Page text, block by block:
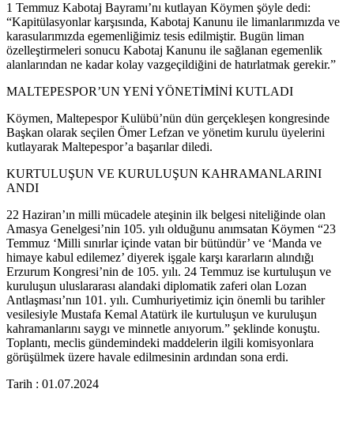
1 Temmuz Kabotaj Bayramı’nı kutlayan Köymen şöyle dedi:
“Kapitülasyonlar karşısında, Kabotaj Kanunu ile limanlarımızda ve
karasularımızda egemenliğimiz tesis edilmiştir. Bugün liman
özelleştirmeleri sonucu Kabotaj Kanunu ile sağlanan egemenlik
alanlarından ne kadar kolay vazgeçildiğini de hatırlatmak gerekir.”
MALTEPESPOR’UN YENİ YÖNETİMİNİ KUTLADI
Köymen, Maltepespor Kulübü’nün dün gerçekleşen kongresinde
Başkan olarak seçilen Ömer Lefzan ve yönetim kurulu üyelerini
kutlayarak Maltepespor’a başarılar diledi.
KURTULUŞUN VE KURULUŞUN KAHRAMANLARINI
ANDI
22 Haziran’ın milli mücadele ateşinin ilk belgesi niteliğinde olan
Amasya Genelgesi’nin 105. yılı olduğunu anımsatan Köymen “23
Temmuz ‘Milli sınırlar içinde vatan bir bütündür’ ve ‘Manda ve
himaye kabul edilemez’ diyerek işgale karşı kararların alındığı
Erzurum Kongresi’nin de 105. yılı. 24 Temmuz ise kurtuluşun ve
kuruluşun uluslararası alandaki diplomatik zaferi olan Lozan
Antlaşması’nın 101. yılı. Cumhuriyetimiz için önemli bu tarihler
vesilesiyle Mustafa Kemal Atatürk ile kurtuluşun ve kuruluşun
kahramanlarını saygı ve minnetle anıyorum.” şeklinde konuştu.
Toplantı, meclis gündemindeki maddelerin ilgili komisyonlara
görüşülmek üzere havale edilmesinin ardından sona erdi.
Tarih : 01.07.2024